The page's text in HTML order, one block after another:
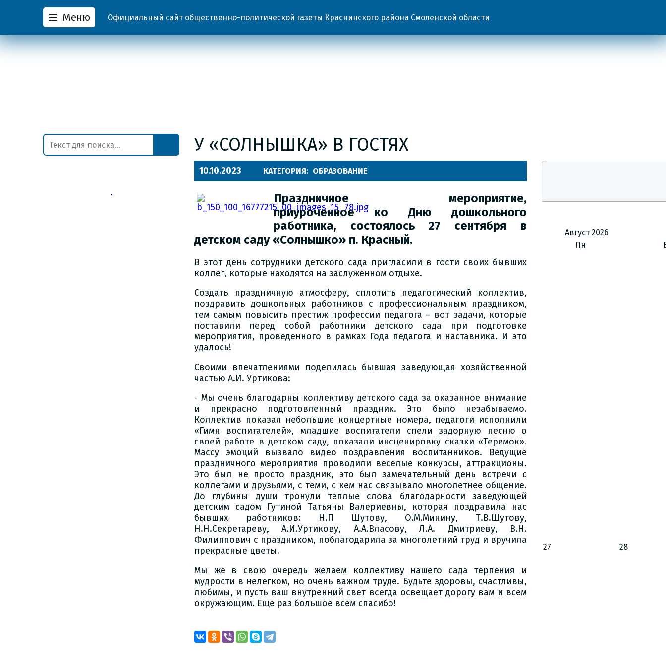
Меню Официальный сайт общественно-политической газеты Краснинского района Смоленской области
У «СОЛНЫШКА» В ГОСТЯХ
10.10.2023 КАТЕГОРИЯ: ОБРАЗОВАНИЕ
Праздничное мероприятие,
приуроченное ко Дню дошкольного
работника, состоялось 27 сентября в
детском саду «Солнышко» п. Красный.
В этот день сотрудники детского сада пригласили в гости своих бывших
коллег, которые находятся на заслуженном отдыхе.
Создать праздничную атмосферу, сплотить педагогический коллектив,
поздравить дошкольных работников с профессиональным праздником,
тем самым повысить престиж профессии педагога – вот задачи, которые
поставили перед собой работники детского сада при подготовке
мероприятия, проведенного в рамках Года педагога и наставника. И это
удалось!
Своими впечатлениями поделилась бывшая заведующая хозяйственной
частью А.И. Уртикова:
- Мы очень благодарны коллективу детского сада за оказанное внимание
и прекрасно подготовленный праздник. Это было незабываемо.
Коллектив показал небольшие концертные номера, педагоги исполнили
«Гимн воспитателей», младшие воспитатели спели задорную песню о
своей работе в детском саду, показали инсценировку сказки «Теремок».
Массу эмоций вызвало видео поздравления воспитанников. Ведущие
праздничного мероприятия проводили веселые конкурсы, аттракционы.
Это был не просто праздник, это был замечательный день встречи с
коллегами и друзьями, с теми, с кем нас связывало многолетнее общение.
До глубины души тронули теплые слова благодарности заведующей
детским садом Гутиной Татьяны Валериевны, которая поздравила нас
бывших работников: Н.П Шутову, О.М.Минину, Т.В.Шутову,
Н.Н.Секретареву, А.И.Уртикову, А.А.Власову, Л.А. Дмитриеву, В.Н.
Филиппович с праздником, поблагодарила за многолетний труд и вручила
прекрасные цветы.
Мы же в свою очередь желаем коллективу нашего сада терпения и
мудрости в нелегком, но очень важном труде. Будьте здоровы, счастливы,
любимы, и пусть ваш внутренний свет всегда освещает дорогу вам и всем
окружающим. Еще раз большое всем спасибо!
Август 2026
Пн
27 28